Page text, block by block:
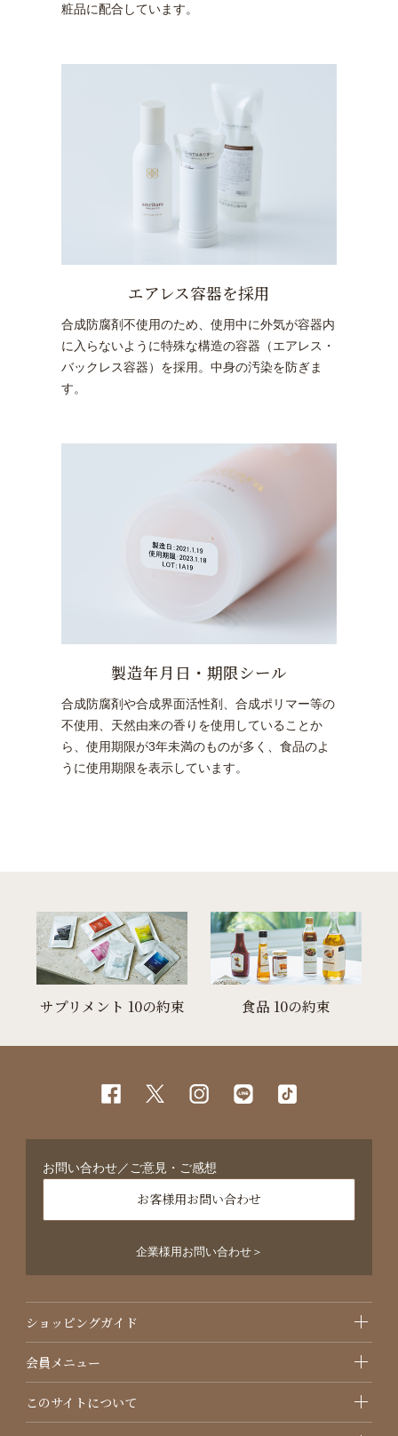
粧品に配合しています。
エアレス容器を採用
合成防腐剤不使用のため、使用中に外気が容器内
に入らないように特殊な構造の容器（エアレス・
バックレス容器）を採用。中身の汚染を防ぎま
す。
製造年月日・期限シール
合成防腐剤や合成界面活性剤、合成ポリマー等の
不使用、天然由来の香りを使用していることか
ら、使用期限が3年未満のものが多く、食品のよ
うに使用期限を表示しています。
サプリメント 10の約束 食品 10の約束
お問い合わせ／ご意見・ご感想
お客様用お問い合わせ
企業様用お問い合わせ＞
ショッピングガイド
会員メニュー
このサイトについて